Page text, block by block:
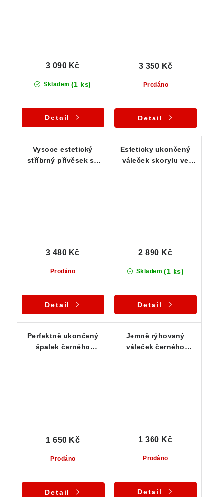
Skladem (1 ks)
3 090 Kč
Detail
Prodáno
3 350 Kč
Detail
Vysoce estetický
stříbrný přívěsek se
Prodáno
3 480 Kč
Detail
Esteticky ukončený
váleček skorylu ve
Skladem (1 ks)
2 890 Kč
Detail
Perfektně ukončený
špalek černého
Prodáno
1 650 Kč
Detail
Jemně rýhovaný
váleček černého
Prodáno
1 360 Kč
Detail